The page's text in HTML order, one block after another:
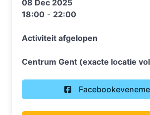
08 Dec 2025
18:00 - 22:00
Activiteit afgelopen
Centrum Gent (exacte locatie